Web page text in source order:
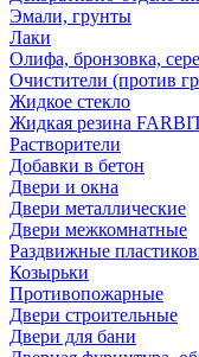
Эмали, грунты
Лаки
Олифа, бронзовка,
Очистители (против
Жидкое стекло
Жидкая резина
Растворители
Добавки в бетон
Двери и окна
Двери металлические
Двери межкомнатные
Раздвижные
Козырьки
Противопожарные
Двери строительные
Двери для бани